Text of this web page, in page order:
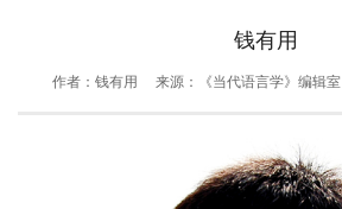
钱有用
作者：钱有用 来源：《当代语言学》编辑室